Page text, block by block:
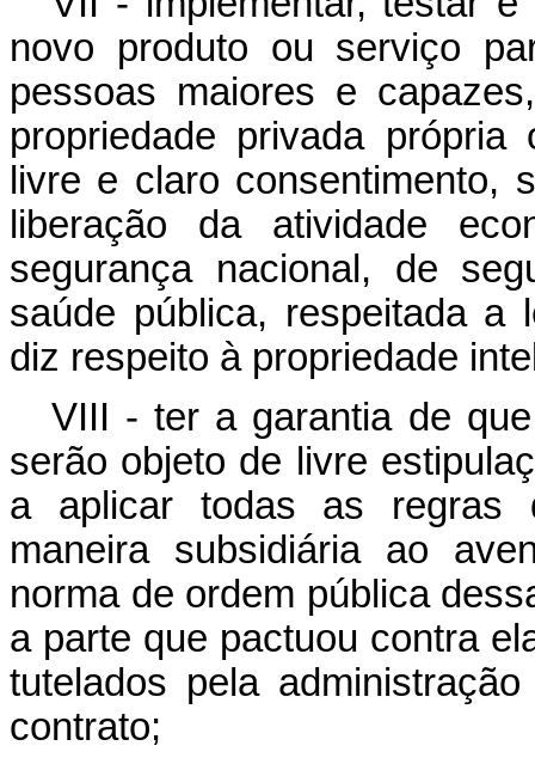
novo produto ou serviço
pessoas maiores e
propriedade privada
livre e claro consentimento,
liberação da atividade
segurança nacional, de
saúde pública, respeitada a
diz respeito à propriedade
VIII - ter a garantia de
serão objeto de livre
a aplicar todas as regras
maneira subsidiária ao
norma de ordem pública
a parte que pactuou contra
tutelados pela
contrato;